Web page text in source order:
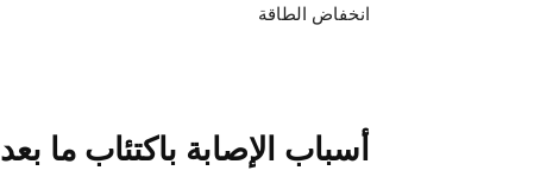
انخفاض الطاقة
أسباب الإصابة باكتئاب ما بعد